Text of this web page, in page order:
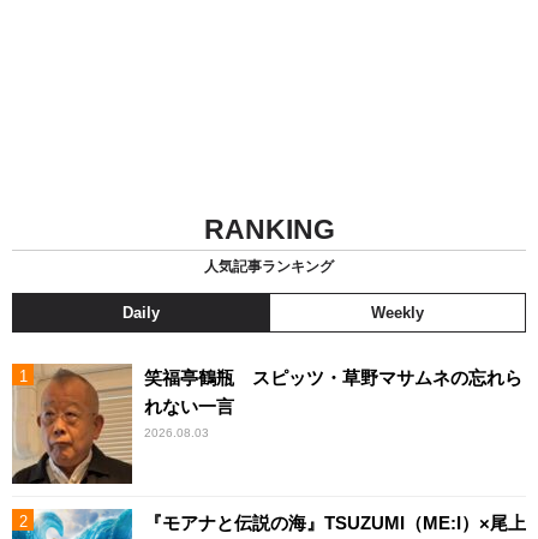
RANKING
人気記事ランキング
Daily Weekly
笑福亭鶴瓶 スピッツ・草野マサムネの忘れら
れない一言
2026.08.03
『モアナと伝説の海』TSUZUMI（ME:I）×尾上